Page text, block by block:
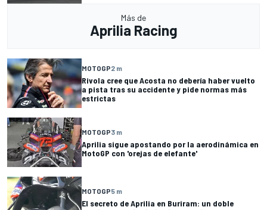
Más de
Aprilia Racing
MOTOGP2 m
Rivola cree que Acosta no debería haber vuelto
a pista tras su accidente y pide normas más
estrictas
MOTOGP3 m
Aprilia sigue apostando por la aerodinámica en
MotoGP con 'orejas de elefante'
MOTOGP5 m
El secreto de Aprilia en Buriram: un doble